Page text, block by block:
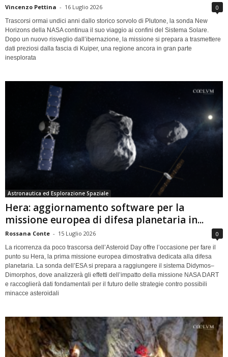
Vincenzo Pettina - 16 Luglio 2026 0
Trascorsi ormai undici anni dallo storico sorvolo di Plutone, la sonda New
Horizons della NASA continua il suo viaggio ai confini del Sistema Solare.
Dopo un nuovo risveglio dall’ibernazione, la missione si prepara a trasmettere
dati preziosi dalla fascia di Kuiper, una regione ancora in gran parte
inesplorata
Astronautica ed Esplorazione Spaziale
Hera: aggiornamento software per la
missione europea di difesa planetaria in...
Rossana Conte - 15 Luglio 2026 0
La ricorrenza da poco trascorsa dell’Asteroid Day offre l’occasione per fare il
punto su Hera, la prima missione europea dimostrativa dedicata alla difesa
planetaria. La sonda dell’ESA si prepara a raggiungere il sistema Didymos–
Dimorphos, dove analizzerà gli effetti dell’impatto della missione NASA DART
e raccoglierà dati fondamentali per il futuro delle strategie contro possibili
minacce asteroidali